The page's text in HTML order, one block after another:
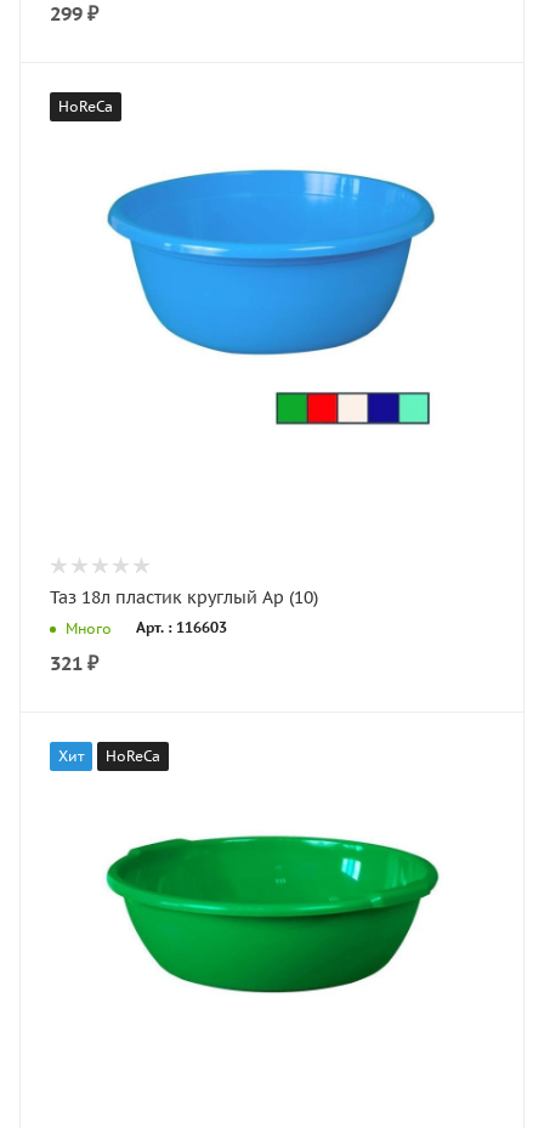
299 ₽
HoReCa
Таз 18л пластик круглый Ар (10)
Много Арт. : 116603
321 ₽
Хит HoReCa